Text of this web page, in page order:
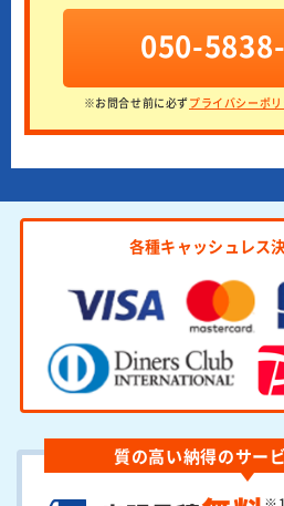
050-
※お問合せ前に必ずプライバシーポリ
各種キャッシュレス
質の高い納得のサー